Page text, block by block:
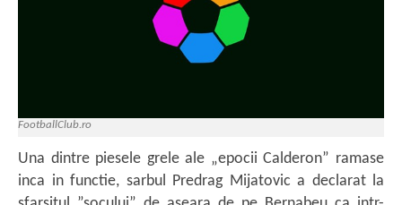
FootballClub.ro
Una dintre piesele grele ale „epocii Calderon” ramase
inca in functie, sarbul Predrag Mijatovic a declarat la